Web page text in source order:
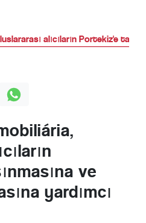
alıcıların Portekiz'e
ve
yardımcı